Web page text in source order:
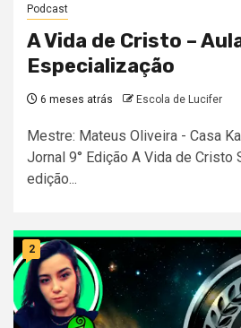
Podcast
A Vida de Cristo –
Especialização
6 meses atrás Escola de Lucifer
Mestre: Mateus Oliveira - Casa
Jornal 9° Edição A Vida de Cristo
edição...
2